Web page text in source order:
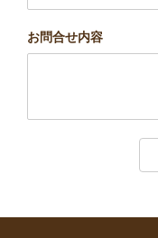
お問合せ内容